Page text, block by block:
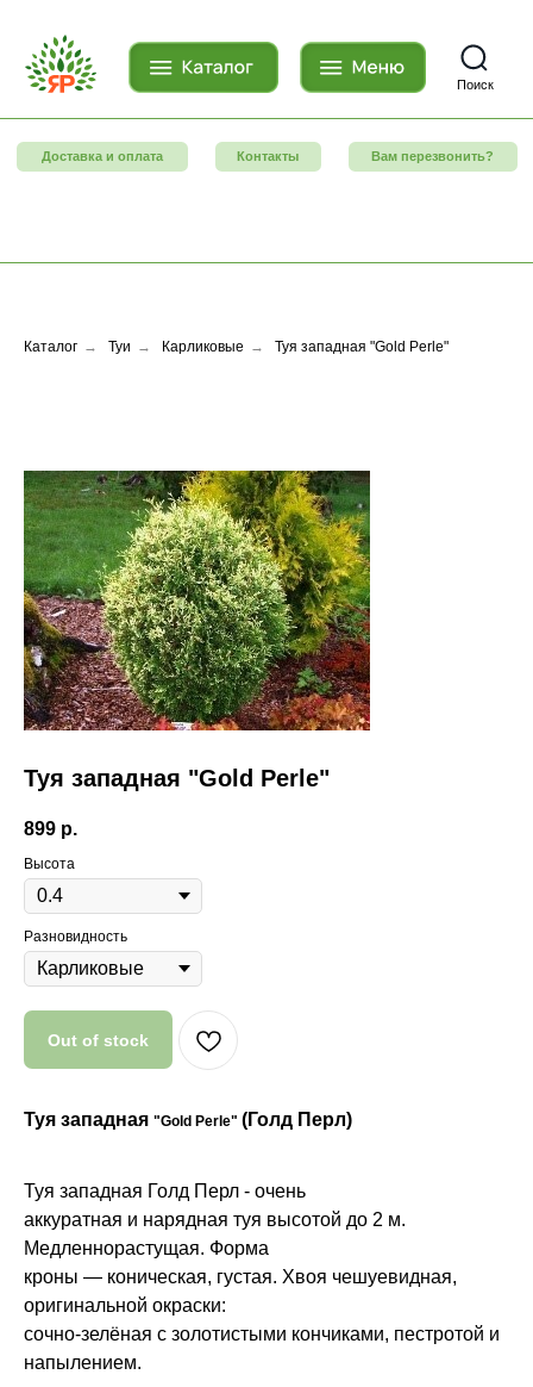
Поиск
Каталог → Туи → Карликовые → Туя западная "Gold Perle"
Туя западная "Gold Perle"
899 р.
Высота
Разновидность
Out of stock
Туя западная "Gold Perle" (Голд Перл)
Туя западная Голд Перл - очень
аккуратная и нарядная туя высотой до 2 м.
Медленнорастущая. Форма
кроны — коническая, густая. Хвоя чешуевидная,
оригинальной окраски:
сочно-зелёная с золотистыми кончиками, пестротой и
напылением.
Почему мы?
Качество
Мы закупаем только
высококачественные растения
из проверенных питомников
России, СНГ и Европы